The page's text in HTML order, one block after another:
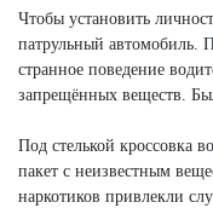
Чтобы установить
патрульный автомобиль.
странное поведение
запрещённых веществ.
Под стелькой кроссовка
пакет с неизвестным
наркотиков привлекли